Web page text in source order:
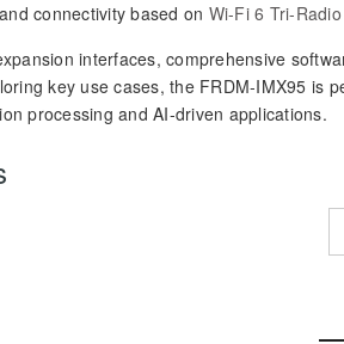
connectivity based on Wi-Fi 6 Tri-
interfaces, comprehensive
key use cases, the FRDM‑IMX95 is
processing and AI‑driven applications.